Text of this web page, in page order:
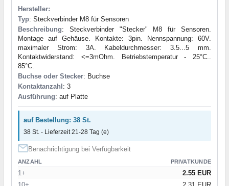
Hersteller:
Typ: Steckverbinder M8 für Sensoren
Beschreibung: Steckverbinder "Stecker" M8 für Sensoren.
Montage auf Gehäuse. Kontakte: 3pin. Nennspannung: 60V.
maximaler Strom: 3A. Kabeldurchmesser: 3.5...5 mm.
Kontaktwiderstand: <=3mOhm. Betriebstemperatur - 25°C..
85°C.
Buchse oder Stecker: Buchse
Kontaktanzahl: 3
Ausführung: auf Platte
auf Bestellung: 38 St.
38 St. - Lieferzeit 21-28 Tag (e)
Benachrichtigung bei Verfügbarkeit
ANZAHL PRIVATKUNDE
1+
2.55 EUR